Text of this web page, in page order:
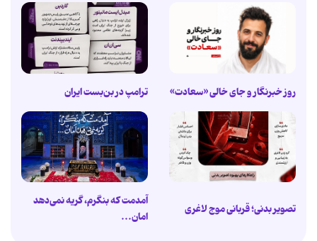
روز خبرنگار و جای خالی «سعادت» ترامپ در بن‌بست ایران
تصویر بدنی؛ قربانی موج لاغری
آمدمت که بنگرم، گریه نمی‌دهد
امان...